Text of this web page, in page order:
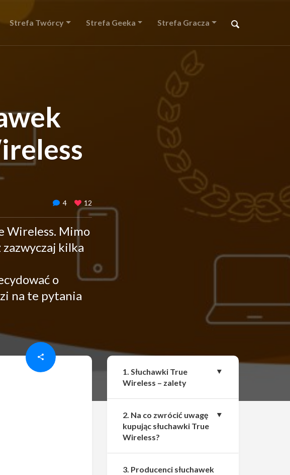
Strefa Twórcy Strefa Geeka Strefa Gracza
4 12
Wireless. Mimo
kilka
o
na te pytania
1. Słuchawki True
Wireless – zalety
2. Na co zwrócić uwagę
kupując słuchawki True
Wireless?
3. Producenci słuchawek